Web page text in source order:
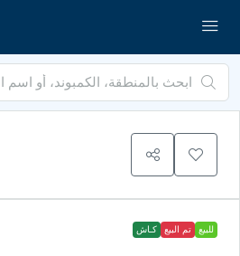
للبيع تم البيع كـاش